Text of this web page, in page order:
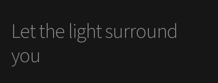
Let the light surround
you